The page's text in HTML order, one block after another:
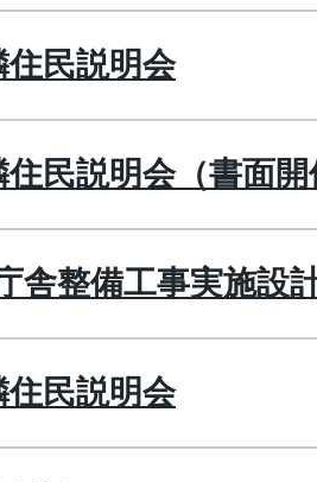
民説明会
民説明会（書面開
舎整備工事実施設
民説明会